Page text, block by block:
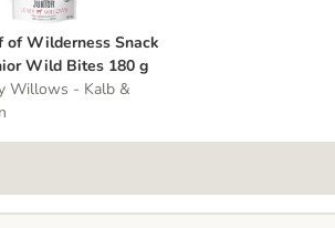
of Wilderness Snack
Wild Bites 180 g
Willows - Kalb &